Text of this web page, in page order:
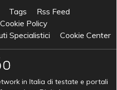
Tags
Rss Feed
Policy
Specialistici
Cookie Center
in Italia di testate e portali